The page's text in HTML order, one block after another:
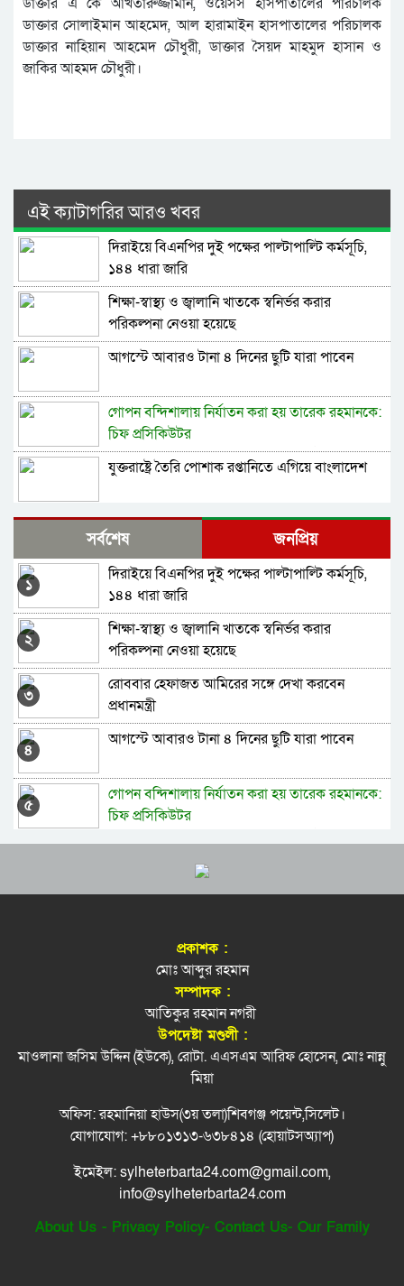
ডাক্তার সোলাইমান আহমেদ, আল হারামাইন হাসপাতালের পরিচালক
ডাক্তার নাহিয়ান আহমেদ চৌধুরী, ডাক্তার সৈয়দ মাহমুদ হাসান ও
জাকির আহমদ চৌধুরী।
এই ক্যাটাগরির আরও খবর
দিরাইয়ে বিএনপির দুই পক্ষের পাল্টাপাল্টি কর্মসূচি,
১৪৪ ধারা জারি
শিক্ষা-স্বাস্থ্য ও জ্বালানি খাতকে স্বনির্ভর করার
পরিকল্পনা নেওয়া হয়েছে
আগস্টে আবারও টানা ৪ দিনের ছুটি যারা পাবেন
গোপন বন্দিশালায় নির্যাতন করা হয় তারেক রহমানকে:
চিফ প্রসিকিউটর
তারেক রহমানকে গোপন বন্দিশালায় নির্যাতন করা হয় :
চিফ প্রসিকিউটর
যুক্তরাষ্ট্রে তৈরি পোশাক রপ্তানিতে এগিয়ে বাংলাদেশ
সারা দেশে বোমা হামলার আশঙ্কা, পুলিশকে সতর্ক
থাকার নির্দেশ
বাউলশিল্পী পেহেলি ভৈরবীর জীবনের শেষ যাত্রা
সিলেটে ভয়াবহ দুর্ঘটনা, শিশুসহ নিহত ৮
জুলাইয়ে ‘গণহত্যার নির্দেশনা ও ষড়যন্ত্র’: ১৪ জনের
কল রেকর্ড ট্রাইব্যুনালে
নাসিম হোসাইন মহানগর বিএনপির সভাপতি পদে
সিলেটে শিশু ফাহিমা হত্যায় জাকিরের মৃ/ত্যু/দ/ণ্ড
এবার ৫ দেশি মাছে মিলল মাইক্রোপ্লাস্টিক, বেশি
জ্বালানি সংকট থেকে উত্তরণে সময় লাগবে: সিলেটে
বাণিজ্য মন্ত্রী
সর্বশেষ জনপ্রিয়
১
দিরাইয়ে বিএনপির দুই পক্ষের পাল্টাপাল্টি কর্মসূচি,
১৪৪ ধারা জারি
২
শিক্ষা-স্বাস্থ্য ও জ্বালানি খাতকে স্বনির্ভর করার
পরিকল্পনা নেওয়া হয়েছে
৩
রোববার হেফাজত আমিরের সঙ্গে দেখা করবেন
প্রধানমন্ত্রী
৪
আগস্টে আবারও টানা ৪ দিনের ছুটি যারা পাবেন
৫
গোপন বন্দিশালায় নির্যাতন করা হয় তারেক রহমানকে:
চিফ প্রসিকিউটর
যুক্তরাষ্ট্রে তৈরি পোশাক রপ্তানিতে এগিয়ে বাংলাদেশ
ডিসেম্বরের মধ্যে কৃষকদের পূর্ণাঙ্গ তালিকার নির্দেশ
প্রধানমন্ত্রীর
তুরস্ক, সৌদি আরব ও পাকিস্তানের যৌথ প্রতিরক্ষা চুক্তি
বাউলশিল্পী পেহেলি ভৈরবীর জীবনের শেষ যাত্রা
নতুন কোনো ফ্যাসিবাদকে মাথাচাড়া দিয়ে উঠতে
দেওয়া হবে না: ছাত্র জমিয়ত
এসএমপি’র সভায় হ’ত্যা মা/মলা/র আসামিরা!
সিলেটে হামে বাড়ছে শিশু মৃত্যুর সংখ্যা
প্রকাশক :
মোঃ আব্দুর রহমান
সম্পাদক :
আতিকুর রহমান নগরী
উপদেষ্টা মণ্ডলী :
মাওলানা জসিম উদ্দিন (ইউকে), রোটা. এএসএম আরিফ হোসেন, মোঃ নান্নু
মিয়া
অফিস: রহমানিয়া হাউস(৩য় তলা)শিবগঞ্জ পয়েন্ট,সিলেট।
যোগাযোগ: +৮৮০১৩১৩-৬৩৮৪১৪ (হোয়াটসঅ্যাপ)
ইমেইল: sylheterbarta24.com@gmail.com,
info@sylheterbarta24.com
About Us- Privacy Policy- Contact Us- Our Family